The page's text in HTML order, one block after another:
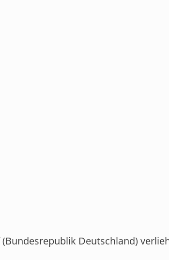
Deutschland)